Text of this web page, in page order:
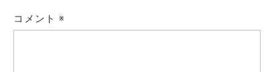
コメント※